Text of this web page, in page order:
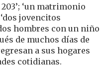
‘un matrimonio
jovencitos
hombres con un niño
de muchos días de
a sus hogares
cotidianas.